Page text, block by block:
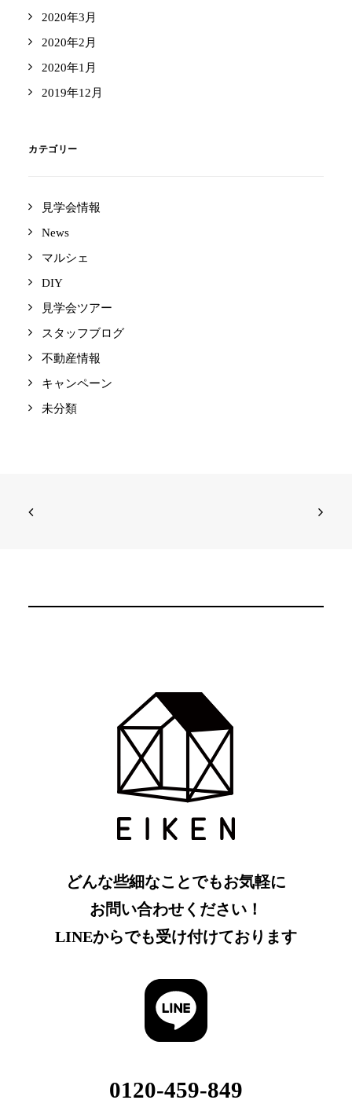
2020年3月
2020年2月
2020年1月
2019年12月
カテゴリー
見学会情報
News
マルシェ
DIY
見学会ツアー
スタッフブログ
不動産情報
キャンペーン
未分類
どんな些細なことでもお気軽に
お問い合わせください！
LINEからでも受け付けております
0120-459-849